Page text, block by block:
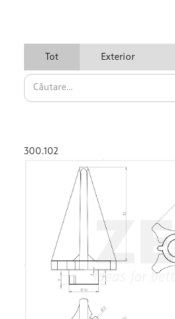
Tot Exterior
300.102